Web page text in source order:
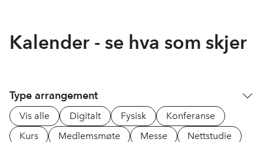
Kalender - se hva som skjer
Type arrangement
Vis alle Digitalt Fysisk
Konferanse
Kurs
Medlemsmøte Messe
Nettstudie